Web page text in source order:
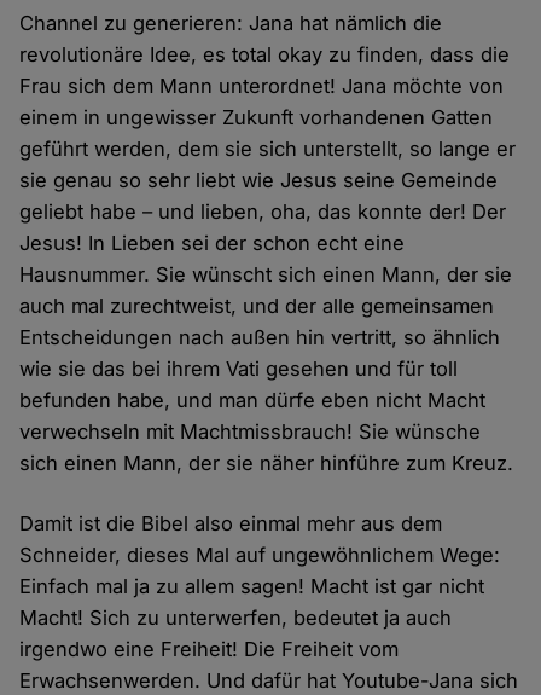
Channel zu generieren: Jana hat nämlich die
revolutionäre Idee, es total okay zu finden, dass die
Frau sich dem Mann unterordnet! Jana möchte von
einem in ungewisser Zukunft vorhandenen Gatten
geführt werden, dem sie sich unterstellt, so lange er
sie genau so sehr liebt wie Jesus seine Gemeinde
geliebt habe – und lieben, oha, das konnte der! Der
Jesus! In Lieben sei der schon echt eine
Hausnummer. Sie wünscht sich einen Mann, der sie
auch mal zurechtweist, und der alle gemeinsamen
Entscheidungen nach außen hin vertritt, so ähnlich
wie sie das bei ihrem Vati gesehen und für toll
befunden habe, und man dürfe eben nicht Macht
verwechseln mit Machtmissbrauch! Sie wünsche
sich einen Mann, der sie näher hinführe zum Kreuz.
Damit ist die Bibel also einmal mehr aus dem
Schneider, dieses Mal auf ungewöhnlichem Wege:
Einfach mal ja zu allem sagen! Macht ist gar nicht
Macht! Sich zu unterwerfen, bedeutet ja auch
irgendwo eine Freiheit! Die Freiheit vom
Erwachsenwerden. Und dafür hat Youtube-Jana sich